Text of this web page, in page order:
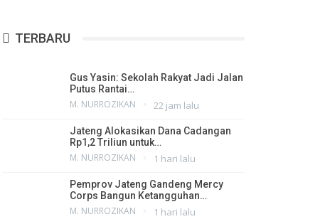
TERBARU
Gus Yasin: Sekolah Rakyat Jadi Jalan
Putus Rantai…
M. NURROZIKAN 22 jam lalu
Jateng Alokasikan Dana Cadangan
Rp1,2 Triliun untuk…
M. NURROZIKAN 1 hari lalu
Pemprov Jateng Gandeng Mercy
Corps Bangun Ketangguhan…
M. NURROZIKAN 1 hari lalu